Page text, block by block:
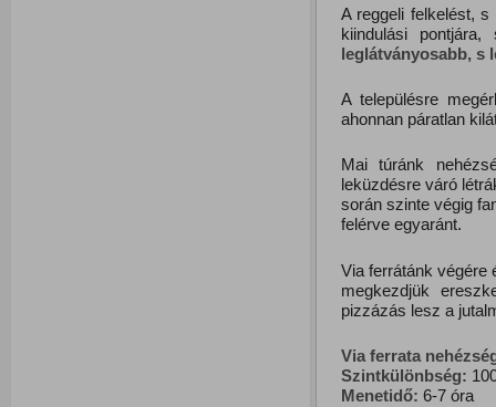
A reggeli felkelést,
kiindulási
leglátványosabb, s
A településre
ahonnan páratlan
Mai túránk
leküzdésre váró
során szinte végig
felérve egyaránt.
Via ferrátánk végére
megkezdjük
pizzázás lesz a
Via ferrata
Szintkülönbség:
Menetidő: 6-7 óra